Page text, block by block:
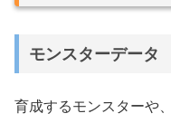
モンスターデータ
育成するモンスターや